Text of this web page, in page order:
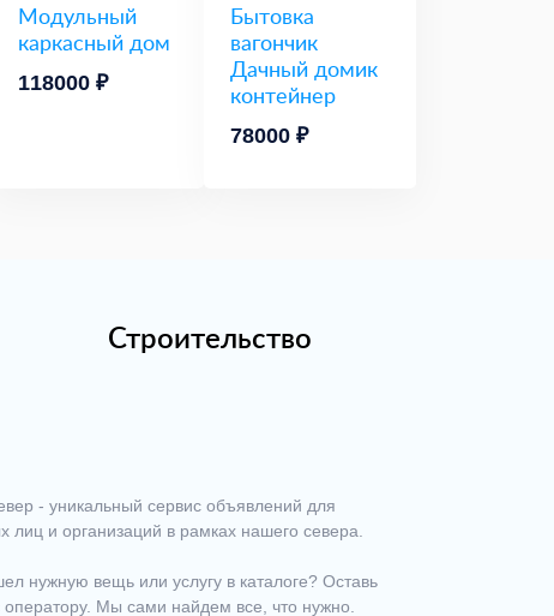
Модульный
каркасный дом
118000 ₽
Бытовка
вагончик
Дачный домик
контейнер
78000 ₽
Строительство
- уникальный сервис объявлений для
лиц и организаций в рамках нашего севера.
нужную вещь или услугу в каталоге? Оставь
оператору. Мы сами найдем все, что нужно.